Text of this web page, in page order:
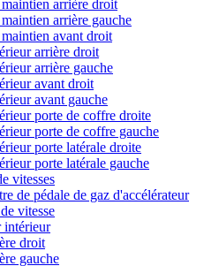
arrière droit
arrière gauche
avant droit
arrière droit
arrière gauche
avant droit
avant gauche
porte de coffre droite
porte de coffre gauche
porte latérale droite
porte latérale gauche
vitesses
de pédale de gaz d'accélérateur
vitesse
intérieur
droit
gauche